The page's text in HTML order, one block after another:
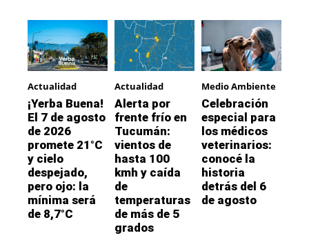
Actualidad
¡Yerba Buena!
El 7 de agosto
de 2026
promete 21°C
y cielo
despejado,
pero ojo: la
mínima será
de 8,7°C
Actualidad
Alerta por
frente frío en
Tucumán:
vientos de
hasta 100
kmh y caída
de
temperaturas
de más de 5
grados
Medio Ambiente
Celebración
especial para
los médicos
veterinarios:
conocé la
historia
detrás del 6
de agosto